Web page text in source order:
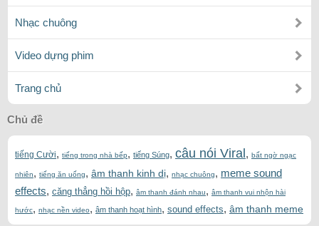
Nhạc chuông
Video dựng phim
Trang chủ
Chủ đề
tiếng Cười, tiếng trong nhà bếp, tiếng Súng, câu nói Viral , bất ngờ ngạc
nhiên, tiếng ăn uống, âm thanh kinh dị, nhạc chuông, meme sound
effects, căng thẳng hồi hộp, âm thanh đánh nhau, âm thanh vui nhộn hài
hước, nhạc nền video, âm thanh hoạt hình, sound effects, âm thanh meme